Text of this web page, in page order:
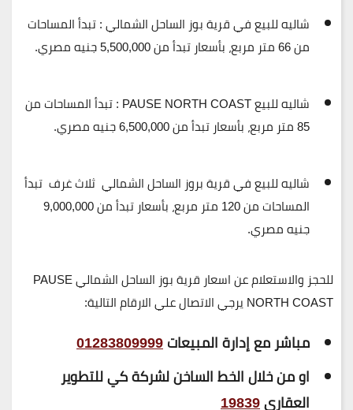
شاليه للبيع في قرية بوز الساحل الشمالي :تبدأ المساحات
من66 متر مربع ، بأسعار تبدأ من5,500,000 جنيه مصري .
شاليه للبيع PAUSE NORTH COAST :
تبدأ المساحات من
85 متر مربع
، بأسعار تبدأ من6,500,000 جنيه مصري .
شاليه للبيع في قرية بروز الساحل الشمالي ثلاث غرف تبدأ
المساحات من120 متر مربع ، بأسعار تبدأ من9,000,000
جنيه مصري.
للحجز والاستعلام عن اسعار قرية بوز الساحل الشمالي PAUSE
NORTH COAST يرجي الاتصال علي الارقام التالية:
مباشر مع إدارة المبيعات01283809999
او من خلال الخط الساخن لشركة كي للتطوير
العقاري19839